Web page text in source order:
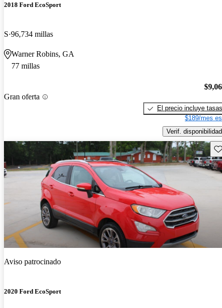
2018 Ford EcoSport
S 96,734 millas
Warner Robins, GA
77 millas
Gran oferta
El precio incluye tasas
$189/mes
Verif. disponibilidad
Aviso patrocinado
2020 Ford EcoSport